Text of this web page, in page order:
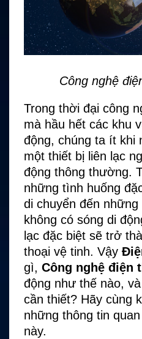
Công nghệ
Trong thời đại công
mà hầu hết các khu
động, chúng ta ít khi
một thiết bị liên lạc
động thông thường.
những tình huống
di chuyển đến
không có sóng di
lạc đặc biệt sẽ trở
thoại vệ tinh. Vậy
gì, Công nghệ điện
động như thế nào,
cần thiết? Hãy cùng
những thông tin
này.